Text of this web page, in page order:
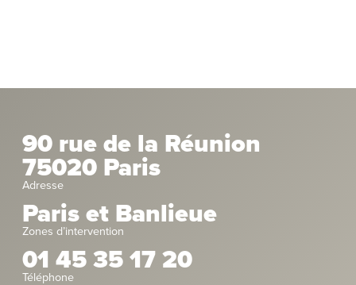
90 rue de la Réunion
75020 Paris
Adresse
Paris et Banlieue
Zones d’intervention
01 45 35 17 20
Téléphone